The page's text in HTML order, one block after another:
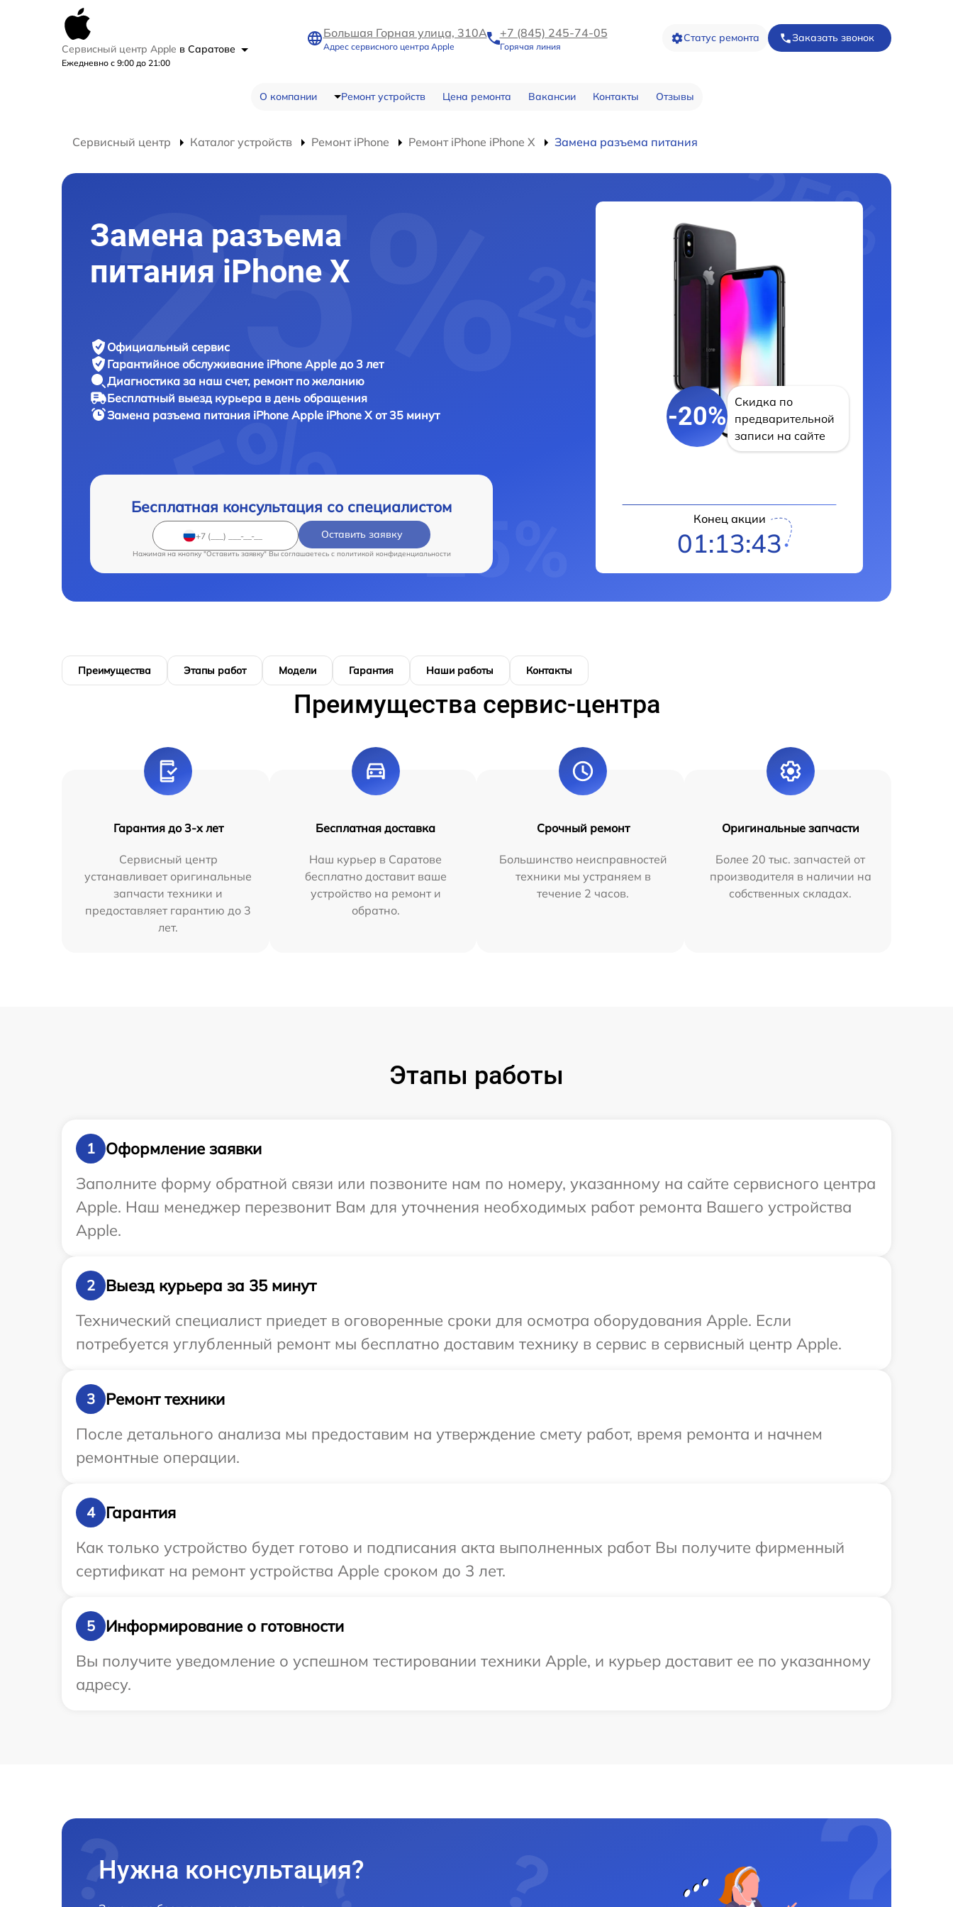
Сервисный центр Apple в Саратове
Ежедневно с 9:00 до 21:00
Большая Горная улица, 310А
Адрес сервисного центра Apple
+7 (845) 245-74-05
Горячая линия
Статус ремонта Заказать звонок
О компании Ремонт устройств Цена ремонта Вакансии Контакты Отзывы
Сервисный центр Каталог устройств Ремонт iPhone Ремонт iPhone iPhone X Замена разъема питания
Замена разъема
питания iPhone X
Официальный сервис
Гарантийное обслуживание iPhone Apple до 3 лет
Диагностика за наш счет, ремонт по желанию
Бесплатный выезд курьера в день обращения
Замена разъема питания iPhone Apple iPhone X от 35 минут
Бесплатная консультация со специалистом
Оставить заявку
Нажимая на кнопку "Оставить заявку" Вы соглашаетесь c политикой конфиденциальности
-20%
Скидка по
предварительной
записи на сайте
Конец акции
01:13:42
Преимущества Этапы работ Модели Гарантия Наши работы Контакты
Преимущества сервис-центра
Гарантия до 3-х лет
Сервисный центр
устанавливает оригинальные
запчасти техники и
предоставляет гарантию до 3
лет.
Бесплатная доставка
Наш курьер в Саратове
бесплатно доставит ваше
устройство на ремонт и
обратно.
Срочный ремонт
Большинство неисправностей
техники мы устраняем в
течение 2 часов.
Оригинальные запчасти
Более 20 тыс. запчастей от
производителя в наличии на
собственных складах.
Этапы работы
1
Оформление заявки
Заполните форму обратной связи или позвоните нам по номеру, указанному на сайте сервисного центра
Apple. Наш менеджер перезвонит Вам для уточнения необходимых работ ремонта Вашего устройства
Apple.
2
Выезд курьера за 35 минут
Технический специалист приедет в оговоренные сроки для осмотра оборудования Apple. Если
потребуется углубленный ремонт мы бесплатно доставим технику в сервис в сервисный центр Apple.
3
Ремонт техники
После детального анализа мы предоставим на утверждение смету работ, время ремонта и начнем
ремонтные операции.
4
Гарантия
Как только устройство будет готово и подписания акта выполненных работ Вы получите фирменный
сертификат на ремонт устройства Apple сроком до 3 лет.
5
Информирование о готовности
Вы получите уведомление о успешном тестировании техники Apple, и курьер доставит ее по указанному
адресу.
Нужна консультация?